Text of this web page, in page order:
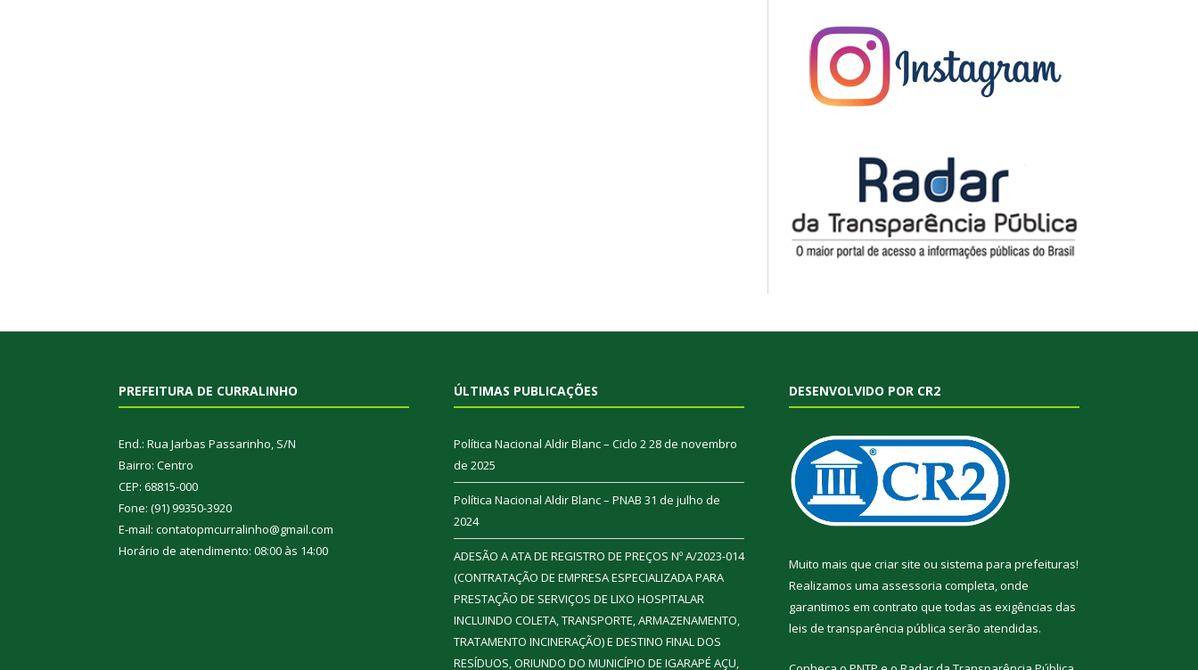
PREFEITURA DE CURRALINHO
End.: Rua Jarbas Passarinho, S/N
Bairro: Centro
CEP: 68815-000
Fone: (91) 99350-3920
E-mail: contatopmcurralinho@gmail.com
Horário de atendimento: 08:00 às 14:00
ÚLTIMAS PUBLICAÇÕES
Política Nacional Aldir Blanc – Ciclo 228 de novembro
de 2025
Política Nacional Aldir Blanc – PNAB 31 de julho de
2024
ADESÃO A ATA DE REGISTRO DE PREÇOS Nº A/2023-014
(CONTRATAÇÃO DE EMPRESA ESPECIALIZADA PARA
PRESTAÇÃO DE SERVIÇOS DE LIXO HOSPITALAR
INCLUINDO COLETA, TRANSPORTE, ARMAZENAMENTO,
TRATAMENTO INCINERAÇÃO) E DESTINO FINAL DOS
RESÍDUOS, ORIUNDO DO MUNICÍPIO DE IGARAPÉ AÇU,
DESENVOLVIDO POR CR2
Muito mais que criar site ou sistema para prefeituras!
Realizamos uma assessoria completa, onde
garantimos em contrato que todas as exigências das
leis de transparência pública serão atendidas.